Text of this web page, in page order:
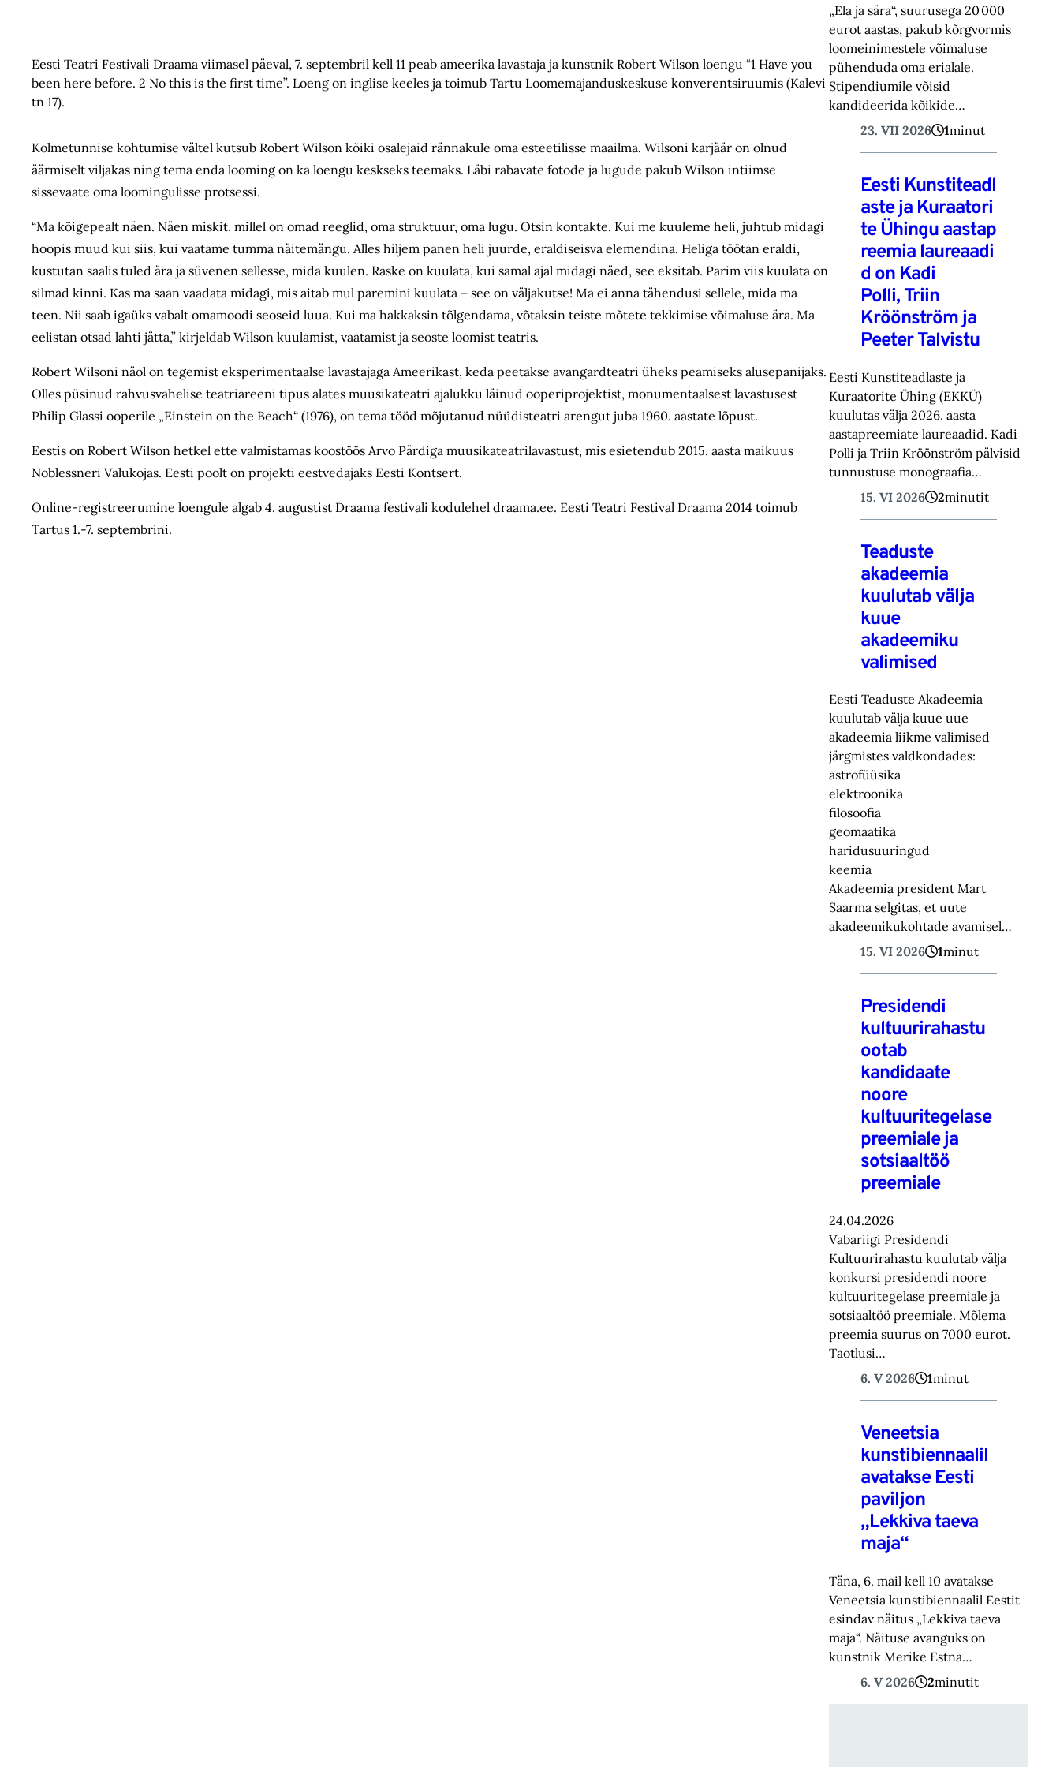
Eesti Teatri Festivali Draama viimasel päeval, 7. septembril kell 11 peab ameerika lavastaja ja kunstnik Robert Wilson loengu “1 Have you
been here before. 2 No this is the first time”. Loeng on inglise keeles ja toimub Tartu Loomemajanduskeskuse konverentsiruumis (Kalevi
tn 17).
Kolmetunnise kohtumise vältel kutsub Robert Wilson kõiki osalejaid rännakule oma esteetilisse maailma. Wilsoni karjäär on olnud
äärmiselt viljakas ning tema enda looming on ka loengu keskseks teemaks. Läbi rabavate fotode ja lugude pakub Wilson intiimse
sissevaate oma loomingulisse protsessi.
“Ma kõigepealt näen. Näen miskit, millel on omad reeglid, oma struktuur, oma lugu. Otsin kontakte. Kui me kuuleme heli, juhtub midagi
hoopis muud kui siis, kui vaatame tumma näitemängu. Alles hiljem panen heli juurde, eraldiseisva elemendina. Heliga töötan eraldi,
kustutan saalis tuled ära ja süvenen sellesse, mida kuulen. Raske on kuulata, kui samal ajal midagi näed, see eksitab. Parim viis kuulata on
silmad kinni. Kas ma saan vaadata midagi, mis aitab mul paremini kuulata – see on väljakutse! Ma ei anna tähendusi sellele, mida ma
teen. Nii saab igaüks vabalt omamoodi seoseid luua. Kui ma hakkaksin tõlgendama, võtaksin teiste mõtete tekkimise võimaluse ära. Ma
eelistan otsad lahti jätta,” kirjeldab Wilson kuulamist, vaatamist ja seoste loomist teatris.
Robert Wilsoni näol on tegemist eksperimentaalse lavastajaga Ameerikast, keda peetakse avangardteatri üheks peamiseks alusepanijaks.
Olles püsinud rahvusvahelise teatriareeni tipus alates muusikateatri ajalukku läinud ooperiprojektist, monumentaalsest lavastusest
Philip Glassi ooperile „Einstein on the Beach“ (1976), on tema tööd mõjutanud nüüdisteatri arengut juba 1960. aastate lõpust.
Eestis on Robert Wilson hetkel ette valmistamas koostöös Arvo Pärdiga muusikateatrilavastust, mis esietendub 2015. aasta maikuus
Noblessneri Valukojas. Eesti poolt on projekti eestvedajaks Eesti Kontsert.
Online-registreerumine loengule algab 4. augustist Draama festivali kodulehel draama.ee. Eesti Teatri Festival Draama 2014 toimub
Tartus 1.-7. septembrini.
„Ela ja sära“, suurusega 20 000
eurot aastas, pakub kõrgvormis
loomeinimestele võimaluse
pühenduda oma erialale.
Stipendiumile võisid
kandideerida kõikide…
23. VII 2026
1minut
Eesti Kunstiteadl
aste ja Kuraatori
te Ühingu aastap
reemia laureaadi
d on Kadi
Polli, Triin
Kröönström ja
Peeter Talvistu
Eesti Kunstiteadlaste ja
Kuraatorite Ühing (EKKÜ)
kuulutas välja 2026. aasta
aastapreemiate laureaadid. Kadi
Polli ja Triin Kröönström pälvisid
tunnustuse monograafia…
15. VI 2026
2minutit
Teaduste
akadeemia
kuulutab välja
kuue
akadeemiku
valimised
Eesti Teaduste Akadeemia
kuulutab välja kuue uue
akadeemia liikme valimised
järgmistes valdkondades:
astrofüüsika
elektroonika
filosoofia
geomaatika
haridusuuringud
keemia
Akadeemia president Mart
Saarma selgitas, et uute
akadeemikukohtade avamisel…
15. VI 2026
1minut
Presidendi
kultuurirahastu
ootab
kandidaate
noore
kultuuritegelase
preemiale ja
sotsiaaltöö
preemiale
24.04.2026
Vabariigi Presidendi
Kultuurirahastu kuulutab välja
konkursi presidendi noore
kultuuritegelase preemiale ja
sotsiaaltöö preemiale. Mõlema
preemia suurus on 7000 eurot.
Taotlusi…
6. V 2026
1minut
Veneetsia
kunstibiennaalil
avatakse Eesti
paviljon
„Lekkiva taeva
maja“
Täna, 6. mail kell 10 avatakse
Veneetsia kunstibiennaalil Eestit
esindav näitus „Lekkiva taeva
maja“. Näituse avanguks on
kunstnik Merike Estna…
6. V 2026
2minutit